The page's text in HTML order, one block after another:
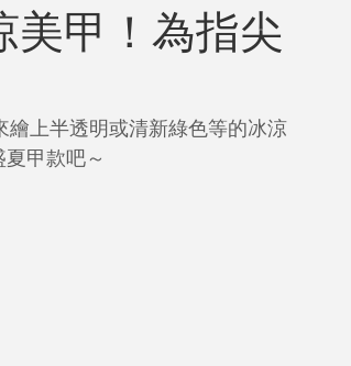
美甲！為指尖
上半透明或清新綠色等的冰涼
甲款吧～